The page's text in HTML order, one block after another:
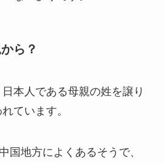
ら？
日本人である母親の姓を譲り
ています。
国地方によくあるそうで、